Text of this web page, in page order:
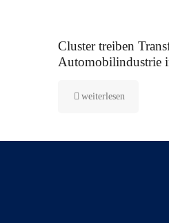
Cluster treiben
Automobilindustrie
weiterlesen